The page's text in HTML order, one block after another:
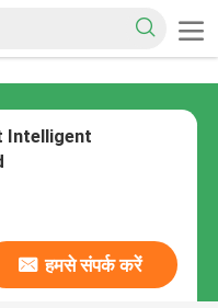
Intelligent
हमसे संपर्क करें